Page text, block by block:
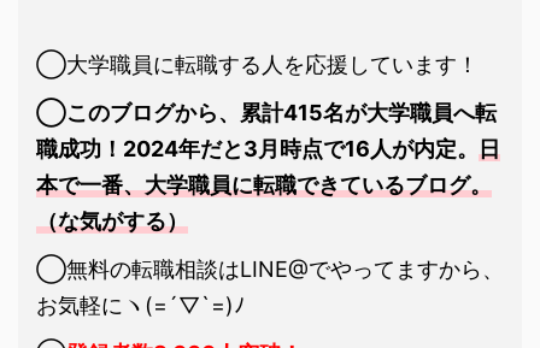
◯大学職員に転職する人を応援しています！
◯このブログから、累計415名が大学職員へ転
職成功！2024年だと3月時点で16人が内定。 日
本で一番、大学職員に転職できているブログ。
（な気がする）
◯無料の転職相談はLINE@でやってますから、
お気軽にヽ(=´▽`=)ﾉ